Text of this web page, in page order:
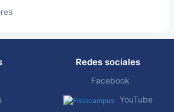
Redes sociales
Facebook
YouTube